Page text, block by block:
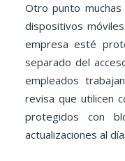
Otro punto
dispositivos
empresa esté
separado del
empleados
revisa que utilicen
protegidos con
actualizaciones al día.